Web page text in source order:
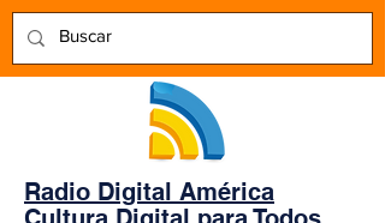
Radio Digital América